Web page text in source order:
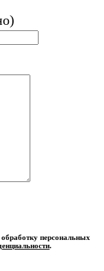
персональных
.